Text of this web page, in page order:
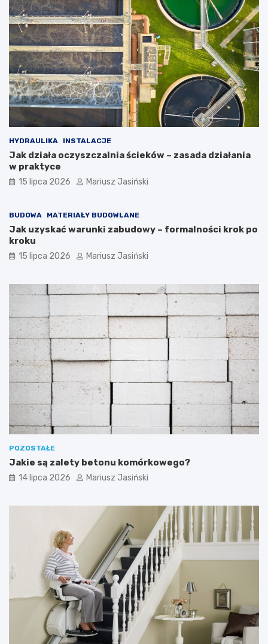
HYDRAULIKA INSTALACJE
Jak działa oczyszczalnia ścieków – zasada działania
w praktyce
15 lipca 2026 Mariusz Jasiński
BUDOWA MATERIAŁY BUDOWLANE
Jak uzyskać warunki zabudowy – formalności krok po
kroku
15 lipca 2026 Mariusz Jasiński
POZOSTAŁE
Jakie są zalety betonu komórkowego?
14 lipca 2026 Mariusz Jasiński